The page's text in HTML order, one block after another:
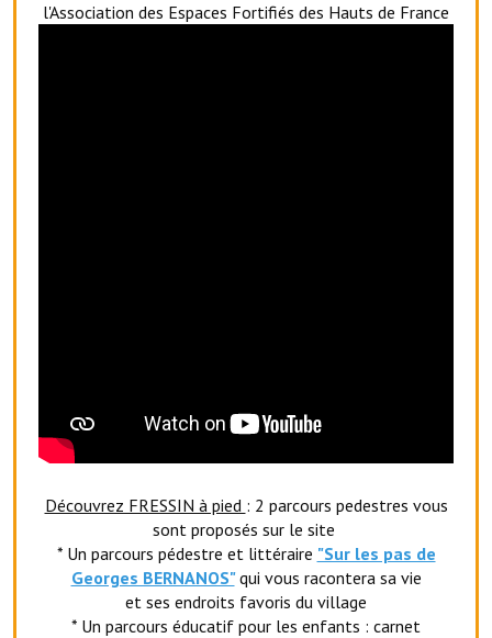
Réserver une salle
Le foyer rural
Le comité des fêtes
L'association Avotra-France
Le foyer de la Planquette
l'Association des Espaces Fortifiés des Hauts de France
Découvrez FRESSIN à pied : 2 parcours pedestres vous
sont proposés sur le site
* Un parcours pédestre et littéraire "Sur les pas de
Georges BERNANOS" qui vous racontera sa vie
et ses endroits favoris du village
* Un parcours éducatif pour les enfants : carnet